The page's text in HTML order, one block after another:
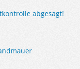
abgesagt!